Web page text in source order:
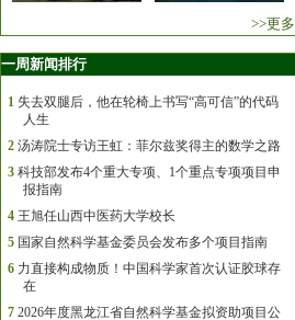
>>更多
一周新闻排行
1 失去双腿后，他在轮椅上书写“高可信”的代码
人生
2 汤涛院士专访王虹：菲尔兹奖得主的数学之路
3 科技部发布4个重大专项、1个重点专项项目申
报指南
4 王旭任山西中医药大学校长
5 国家自然科学基金委员会发布多个项目指南
6 力直接构成物质！中国科学家首次认证胶球存
在
7 2026年度黑龙江省自然科学基金拟资助项目公